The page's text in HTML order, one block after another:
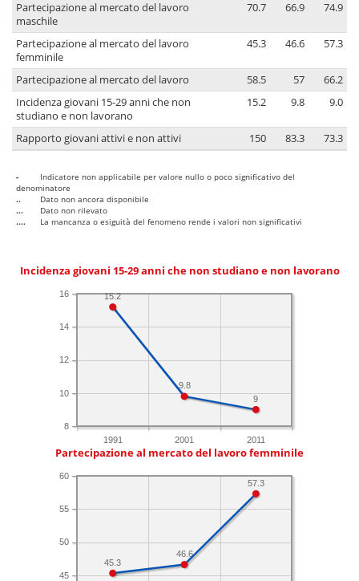
Partecipazione al mercato del lavoro
maschile
70.7 66.9 74.9
Partecipazione al mercato del lavoro
femminile
45.3 46.6 57.3
Partecipazione al mercato del lavoro 58.5 57
66.2
Incidenza giovani 15-29 anni che non
studiano e non lavorano
15.2 9.8 9.0
Rapporto giovani attivi e non attivi 150 83.3 73.3
-
Indicatore non applicabile per valore nullo o poco significativo del
denominatore
..
Dato non ancora disponibile
...
Dato non rilevato
....
La mancanza o esiguità del fenomeno rende i valori non significativi
Incidenza giovani 15-29 anni che non studiano e non lavorano
1991 2001 2011
8
10
12
14
16
9
9.8
15.2
Partecipazione al mercato del lavoro femminile
45
50
55
60
57.3
46.6
45.3